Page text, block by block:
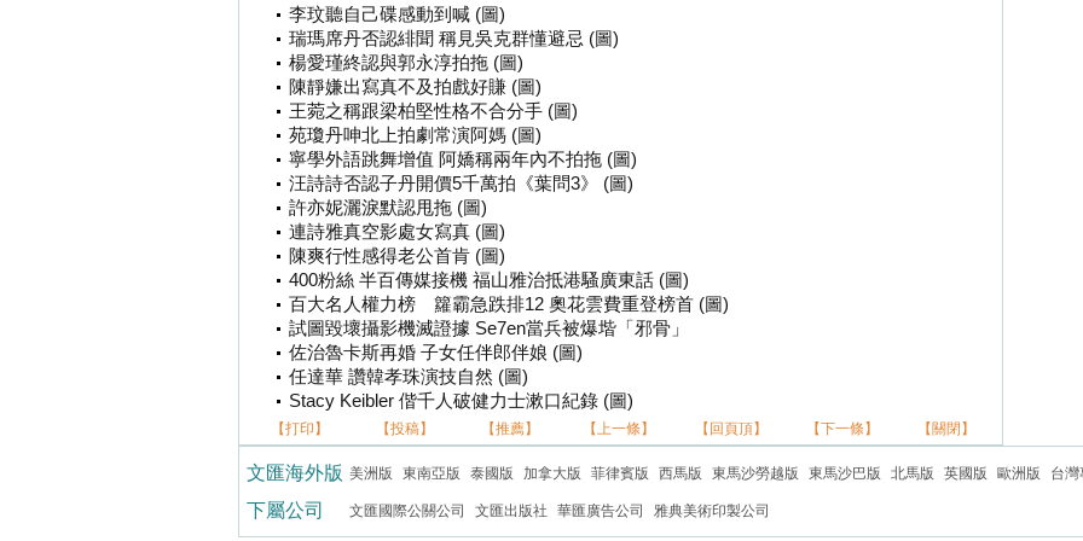
李玟聽自己碟感動到喊 (圖)
瑞瑪席丹否認緋聞 稱見吳克群懂避忌 (圖)
楊愛瑾終認與郭永淳拍拖 (圖)
陳靜嫌出寫真不及拍戲好賺 (圖)
王菀之稱跟梁柏堅性格不合分手 (圖)
苑瓊丹呻北上拍劇常演阿媽 (圖)
寧學外語跳舞增值 阿嬌稱兩年內不拍拖 (圖)
汪詩詩否認子丹開價5千萬拍《葉問3》 (圖)
許亦妮灑淚默認甩拖 (圖)
連詩雅真空影處女寫真 (圖)
陳爽行性感得老公首肯 (圖)
400粉絲 半百傳媒接機 福山雅治抵港騷廣東話 (圖)
百大名人權力榜 籮霸急跌排12 奧花雲費重登榜首 (圖)
試圖毀壞攝影機滅證據 Se7en當兵被爆堦「邪骨」
佐治魯卡斯再婚 子女任伴郎伴娘 (圖)
任達華 讚韓孝珠演技自然 (圖)
Stacy Keibler 偕千人破健力士漱口紀錄 (圖)
【打印】 【投稿】 【推薦】 【上一條】 【回頁頂】 【下一條】 【關閉】
文匯海外版 美洲版 東南亞版 泰國版 加拿大版 菲律賓版 西馬版 東馬沙勞越版 東馬沙巴版 北馬版 英國版 歐洲版 台灣
下屬公司 文匯國際公關公司 文匯出版社 華匯廣告公司 雅典美術印製公司